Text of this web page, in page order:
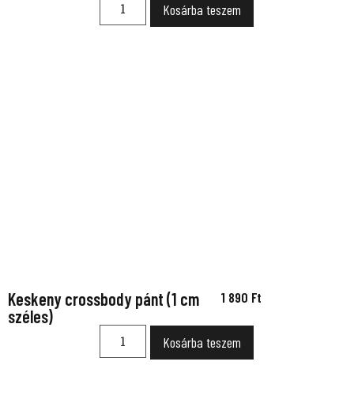
Kosárba teszem
Keskeny crossbody pánt (1 cm
széles)
1 890 Ft
Kosárba teszem